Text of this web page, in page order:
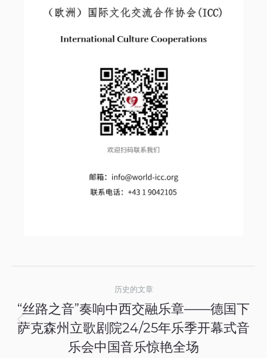
章
导
历史的文章
历
史
“丝路之音”奏响中西交融乐章——德国下
萨克森州立歌剧院24/25年乐季开幕式音
乐会中国音乐惊艳全场